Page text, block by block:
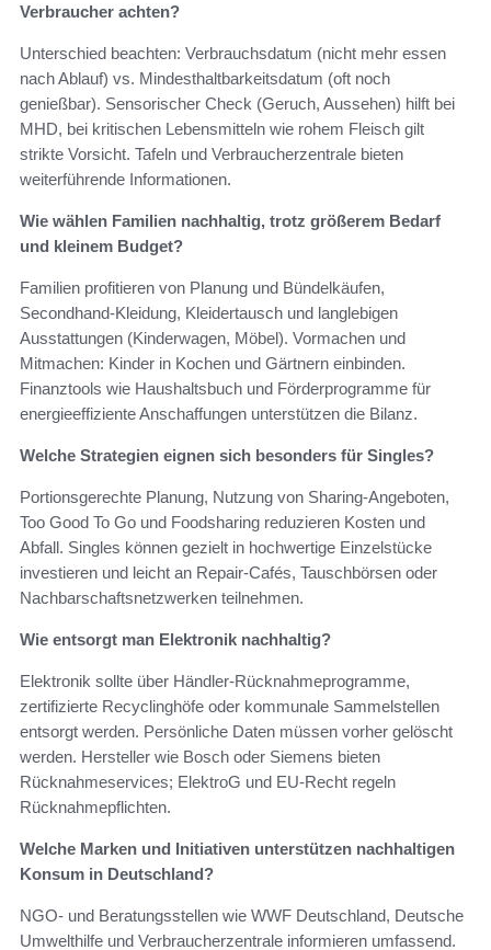
Verbraucher achten?
Unterschied beachten: Verbrauchsdatum (nicht mehr essen
nach Ablauf) vs. Mindesthaltbarkeitsdatum (oft noch
genießbar). Sensorischer Check (Geruch, Aussehen) hilft bei
MHD, bei kritischen Lebensmitteln wie rohem Fleisch gilt
strikte Vorsicht. Tafeln und Verbraucherzentrale bieten
weiterführende Informationen.
Wie wählen Familien nachhaltig, trotz größerem Bedarf
und kleinem Budget?
Familien profitieren von Planung und Bündelkäufen,
Secondhand-Kleidung, Kleidertausch und langlebigen
Ausstattungen (Kinderwagen, Möbel). Vormachen und
Mitmachen: Kinder in Kochen und Gärtnern einbinden.
Finanztools wie Haushaltsbuch und Förderprogramme für
energieeffiziente Anschaffungen unterstützen die Bilanz.
Welche Strategien eignen sich besonders für Singles?
Portionsgerechte Planung, Nutzung von Sharing-Angeboten,
Too Good To Go und Foodsharing reduzieren Kosten und
Abfall. Singles können gezielt in hochwertige Einzelstücke
investieren und leicht an Repair-Cafés, Tauschbörsen oder
Nachbarschaftsnetzwerken teilnehmen.
Wie entsorgt man Elektronik nachhaltig?
Elektronik sollte über Händler-Rücknahmeprogramme,
zertifizierte Recyclinghöfe oder kommunale Sammelstellen
entsorgt werden. Persönliche Daten müssen vorher gelöscht
werden. Hersteller wie Bosch oder Siemens bieten
Rücknahmeservices; ElektroG und EU-Recht regeln
Rücknahmepflichten.
Welche Marken und Initiativen unterstützen nachhaltigen
Konsum in Deutschland?
NGO- und Beratungsstellen wie WWF Deutschland, Deutsche
Umwelthilfe und Verbraucherzentrale informieren umfassend.